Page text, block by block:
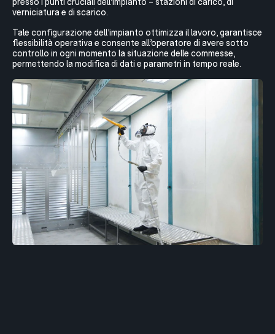
presso i punti cruciali dell’impianto – stazioni di carico, di
verniciatura e di scarico.
Tale configurazione dell’impianto ottimizza il lavoro, garantisce
flessibilità operativa e consente all’operatore di avere sotto
controllo in ogni momento la situazione delle commesse,
permettendo la modifica di dati e parametri in tempo reale.